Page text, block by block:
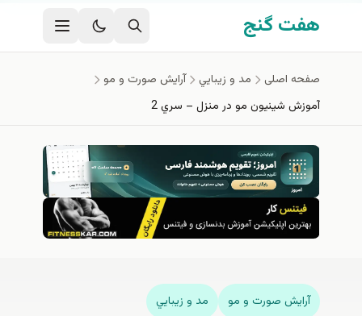
رفتن به محتوای اصلی
هفت گنج
صفحه اصلی مد و زيبايي
آرايش صورت و مو
آموزش شينيون مو در منزل – سري 2
آرايش صورت و مو مد و زيبايي